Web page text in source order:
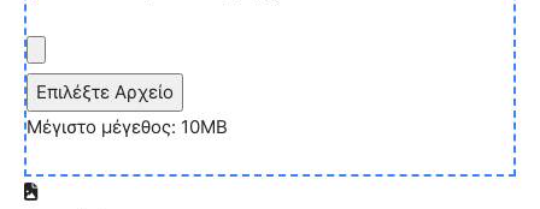
Επιλέξτε Αρχείο
Μέγιστο μέγεθος: 10MB